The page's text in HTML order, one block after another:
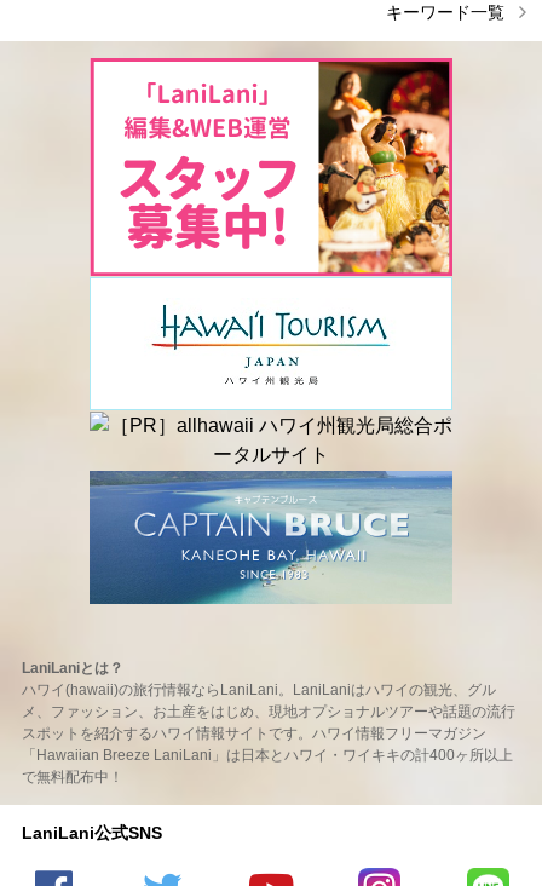
キーワード一覧
LaniLaniとは？
ハワイ(hawaii)の旅行情報ならLaniLani。LaniLaniはハワイの観光、グル
メ、ファッション、お土産をはじめ、現地オプショナルツアーや話題の流行
スポットを紹介するハワイ情報サイトです。ハワイ情報フリーマガジン
「Hawaiian Breeze LaniLani」は日本とハワイ・ワイキキの計400ヶ所以上
で無料配布中！
LaniLani公式SNS